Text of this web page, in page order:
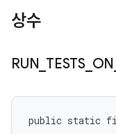
상수
RUN TESTS_ ON
public static final